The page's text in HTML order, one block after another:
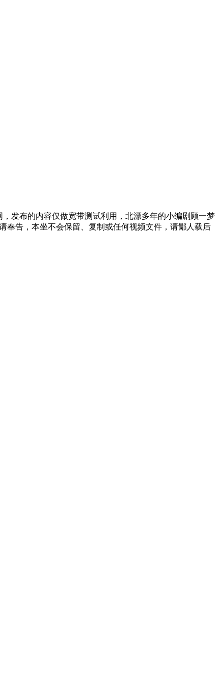
发布的内容仅做宽带测试利用，北漂多年的小编剧顾一梦
奉告，本坐不会保留、复制或任何视频文件，请鄙人载后